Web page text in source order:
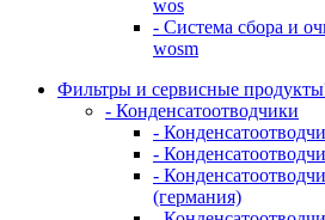
wos
- Система сбора и
wosm
Фильтры и сервисные
- Конденсатоотводчики
-
-
-
(германия)